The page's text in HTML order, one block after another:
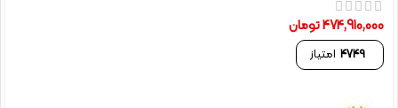
474,910,000تومان
4749 امتیاز